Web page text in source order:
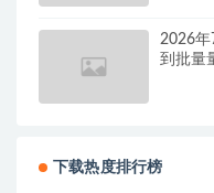
2026年
到批量
下载热度排行榜